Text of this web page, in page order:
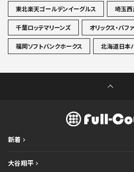
東北楽天ゴールデンイーグルス
埼玉西
千葉ロッテマリーンズ オリックス・バフ
福岡ソフトバンクホークス 北海道日本
新着
大谷翔平